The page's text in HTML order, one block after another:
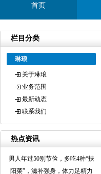
首页
栏目分类
琳琅
关于琳琅
业务范围
最新动态
联系我们
热点资讯
男人年过50别节俭，多吃4种“扶
阳菜”，滋补强身，体力足精力